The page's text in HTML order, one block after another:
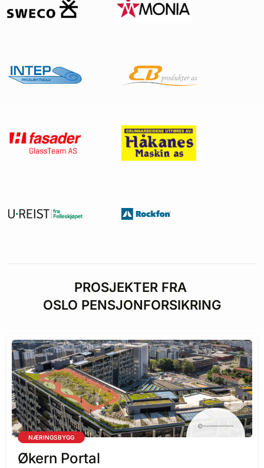
PROSJEKTER FRA
OSLO PENSJONFORSIKRING
NÆRINGSBYGG
Økern Portal